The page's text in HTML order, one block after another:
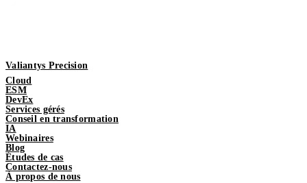
Valiantys Precision
Cloud
ESM
DevEx
Services gérés
Conseil en transformation
IA
Webinaires
Blog
Études de cas
Contactez-nous
À propos de nous